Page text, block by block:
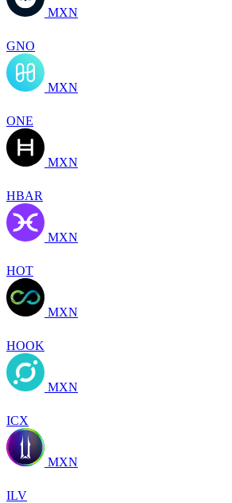
MXN
GNO
MXN
ONE
MXN
HBAR
MXN
HOT
MXN
HOOK
MXN
ICX
MXN
ILV